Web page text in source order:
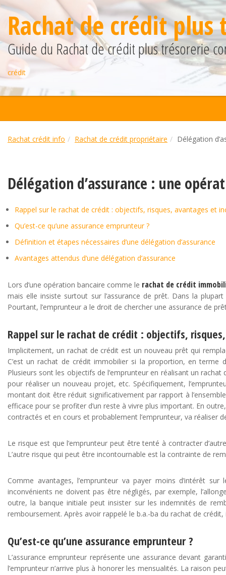
Rachat de crédit plus
Guide du Rachat de crédit plus trésorerie
crédit
Rachat crédit info Rachat de crédit propriétaire Délégation
Délégation d’assurance : une
Rappel sur le rachat de crédit : objectifs, risques, avantages et
Qu’est-ce qu’une assurance emprunteur ?
Définition et étapes nécessaires d’une délégation d’assurance
Avantages attendus d’une délégation d’assurance
Lors d’une opération bancaire comme le rachat de crédit
mais elle insiste surtout sur l’assurance de prêt. Dans la
Pourtant, l’emprunteur a le droit de chercher une assurance de
Rappel sur le rachat de crédit : objectifs,
Implicitement, un rachat de crédit est un nouveau prêt qui
C’est un rachat de crédit immobilier si la proportion, en terme
Plusieurs sont les objectifs de l’emprunteur en réalisant un
pour réaliser un nouveau projet, etc. Spécifiquement,
montant doit être réduit significativement par rapport à
efficace pour se profiter d’un reste à vivre plus important. En
contractés et en cours et probablement l’emprunteur, va réaliser
Le risque est que l’emprunteur peut être tenté à contracter
L’autre risque qui peut être incontournable est la contrainte de
Comme avantages, l’emprunteur va payer moins d’intérêt
inconvénients ne doivent pas être négligés, par exemple,
outre, la banque initiale peut insister sur les indemnités de
remboursement. Après avoir rappelé le b.a.-ba du rachat de
Qu’est-ce qu’une assurance emprunteur ?
L’assurance emprunteur représente une assurance devant
l’emprunteur n’arrive plus à honorer les mensualités. La raison